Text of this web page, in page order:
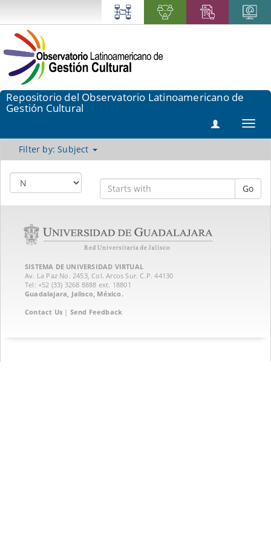
Repositorio del Observatorio Latinoamericano de
Gestión Cultural
Filter by: Subject
Go
SISTEMA DE UNIVERSIDAD VIRTUAL
Av. La Paz No. 2453, Col. Arcos Sur. C.P. 44130
Tel: +52 (33) 3268 8888‏ ext. 18801
Guadalajara, Jalisco, México.
Contact Us | Send Feedback